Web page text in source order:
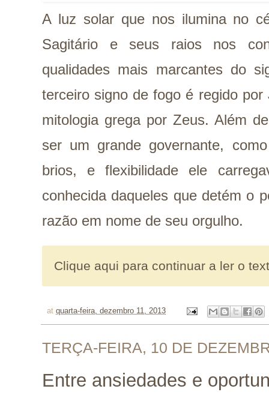
A luz solar que nos ilumina no
Sagitário e seus raios nos
qualidades mais marcantes do
terceiro signo de fogo é regido
mitologia grega por Zeus. Além
ser um grande governante,
brios, e flexibilidade ele
conhecida daqueles que detém o
razão em nome de seu orgulho.
Clique aqui para continuar a ler o
at quarta-feira, dezembro 11, 2013
TERÇA-FEIRA, 10 DE
Entre ansiedades e